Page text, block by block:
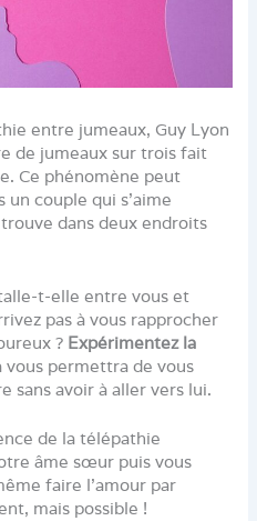
entre jumeaux, Guy Lyon
de jumeaux sur trois fait
Ce phénomène peut
couple qui s’aime
dans deux endroits
t-elle entre vous et
pas à vous rapprocher
? Expérimentez la
vous permettra de vous
sans avoir à aller vers lui.
de la télépathie
âme sœur puis vous
faire l’amour par
mais possible !